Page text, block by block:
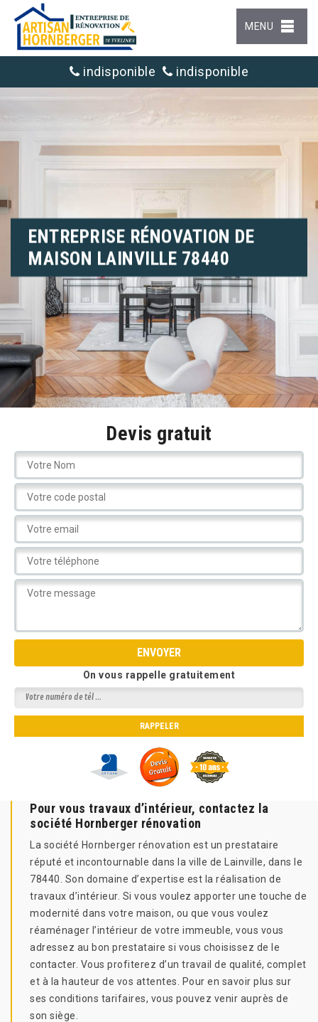
MENU
indisponible indisponible
ENTREPRISE RÉNOVATION DE
MAISON LAINVILLE 78440
Devis gratuit
On vous rappelle gratuitement
Pour vous travaux d’intérieur, contactez la
société Hornberger rénovation
La société Hornberger rénovation est un prestataire
réputé et incontournable dans la ville de Lainville, dans le
78440. Son domaine d’expertise est la réalisation de
travaux d’intérieur. Si vous voulez apporter une touche de
modernité dans votre maison, ou que vous voulez
réaménager l’intérieur de votre immeuble, vous vous
adressez au bon prestataire si vous choisissez de le
contacter. Vous profiterez d’un travail de qualité, complet
et à la hauteur de vos attentes. Pour en savoir plus sur
ses conditions tarifaires, vous pouvez venir auprès de
son siège.